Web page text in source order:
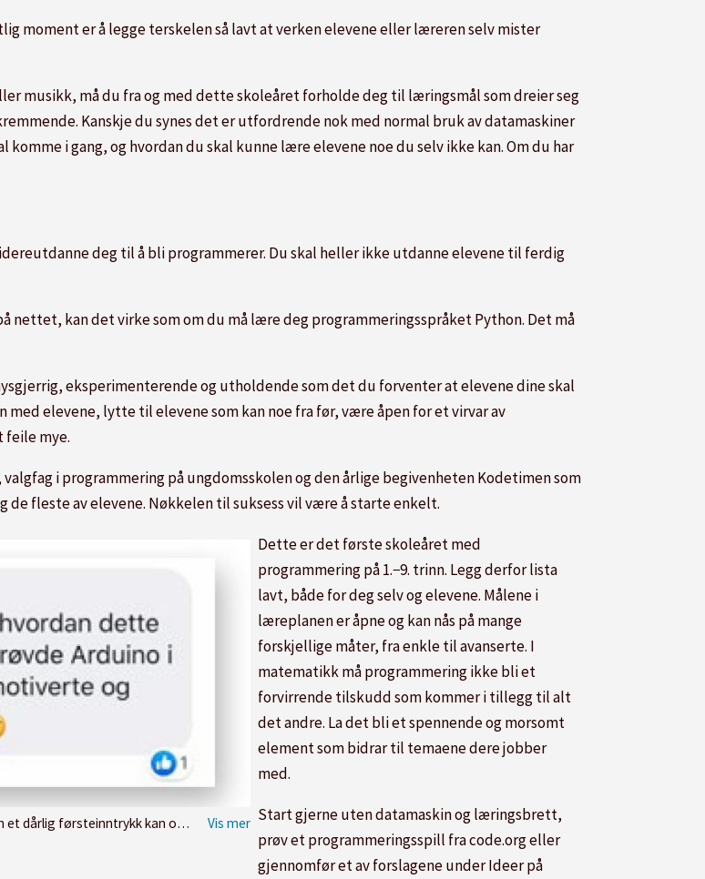
moment er å legge terskelen så lavt at verken elevene eller læreren selv mister
musikk, må du fra og med dette skoleåret forholde deg til læringsmål som dreier seg
Kanskje du synes det er utfordrende nok med normal bruk av datamaskiner
i gang, og hvordan du skal kunne lære elevene noe du selv ikke kan. Om du har
deg til å bli programmerer. Du skal heller ikke utdanne elevene til ferdig
nettet, kan det virke som om du må lære deg programmeringsspråket Python. Det må
eksperimenterende og utholdende som det du forventer at elevene dine skal
elevene, lytte til elevene som kan noe fra før, være åpen for et virvar av
feile mye.
i programmering på ungdomsskolen og den årlige begivenheten Kodetimen som
fleste av elevene. Nøkkelen til suksess vil være å starte enkelt.
for alt som har med programmering å gjøre.
Dette er det første skoleåret med
programmering på 1.−9. trinn. Legg derfor lista
lavt, både for deg selv og elevene. Målene i
læreplanen er åpne og kan nås på mange
forskjellige måter, fra enkle til avanserte. I
matematikk må programmering ikke bli et
forvirrende tilskudd som kommer i tillegg til alt
det andre. La det bli et spennende og morsomt
element som bidrar til temaene dere jobber
med.
Start gjerne uten datamaskin og læringsbrett,
prøv et programmeringsspill fra code.org eller
gjennomfør et av forslagene under Ideer på